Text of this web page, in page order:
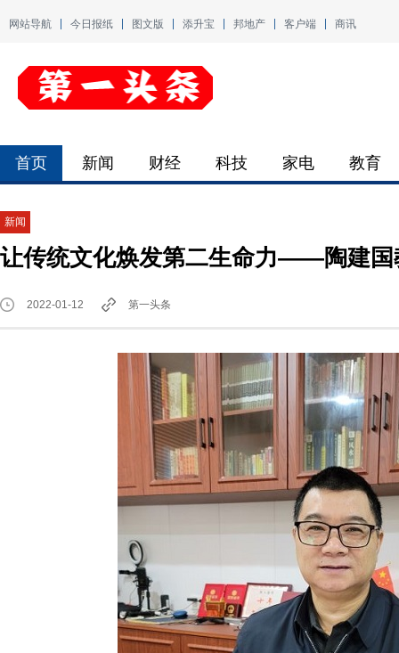
网站导航 今日报纸 图文版 添升宝 邦地产 客户端 商讯
首页 新闻 财经 科技 家电 教育
新闻
让传统文化焕发第二生命力——陶建国
2022-01-12 第一头条